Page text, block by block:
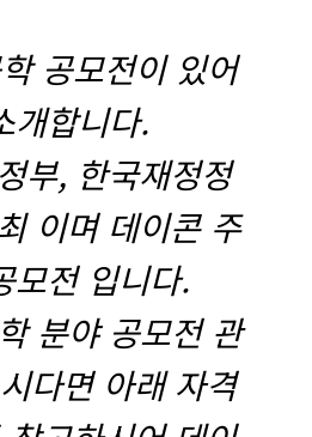
공모전이 있어
개합니다.
부, 한국재정정
이며 데이콘 주
모전 입니다.
분야 공모전 관
다면 아래 자격